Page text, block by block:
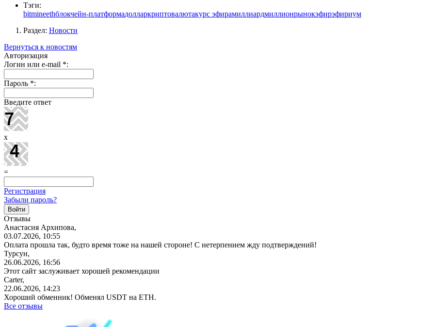
Тэги:
bitmineethблокчейн-платформадолларкриптовалютакурс эфирамиллиардмиллионрынокэфирэфириум
Раздел: Новости
Вернуться к новостям
Авторизация
Логин или e-mail *:
Пароль *:
Введите ответ
x
=
Регистрация
Забыли пароль?
Отзывы
Анастасия Архипова,
03.07.2026, 10:55
Оплата прошла так, будто время тоже на нашей стороне! С нетерпением жду подтверждений!
Турсун,
26.06.2026, 16:56
Этот сайт заслуживает хорошей рекомендации
Carter,
22.06.2026, 14:23
Хороший обменник! Обменял USDT на ETH.
Все отзывы